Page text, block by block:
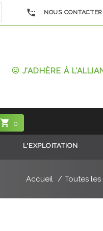
NOUS CONTACTER
J'ADHÈRE À
0
L'EXPLOITATION
Accueil Toutes